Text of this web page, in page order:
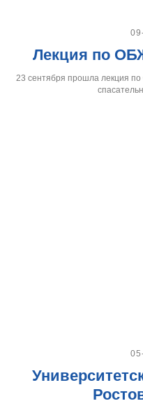
Лекция по
23 сентября прошла лекция